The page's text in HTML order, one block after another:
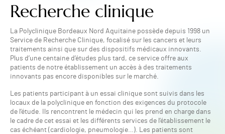
Recherche clinique
La Polyclinique Bordeaux Nord Aquitaine possède depuis 1998 un
Service de Recherche Clinique, focalisé sur les cancers et leurs
traitements ainsi que sur des dispositifs médicaux innovants.
Plus d’une centaine d’études plus tard, ce service offre aux
patients de notre établissement un accès à des traitements
innovants pas encore disponibles sur le marché.
Les patients participant à un essai clinique sont suivis dans les
locaux de la polyclinique en fonction des exigences du protocole
de l’étude. Ils rencontrent le médecin qui les prend en charge dans
le cadre de cet essai et les différents services de l’établissement le
cas échéant (cardiologie, pneumologie…). Les patients sont